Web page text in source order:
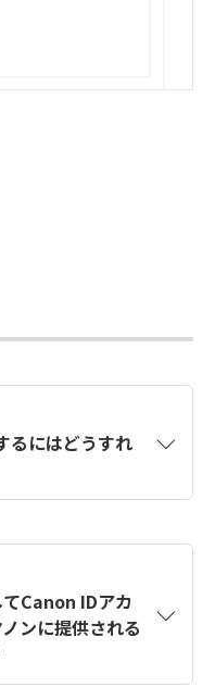
るにはどうすれ
メラ】Canon IDとは
方法は？をご確認く
Canon IDアカ
ンに提供される